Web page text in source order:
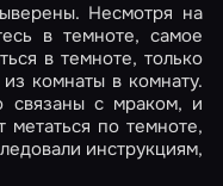
Несмотря на
в темноте, самое
в темноте, только
комнаты в комнату.
связаны с мраком, и
метаться по темноте,
инструкциям,